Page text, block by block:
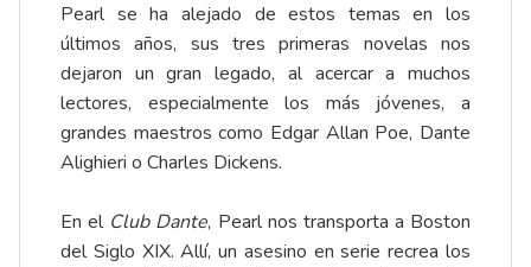
Pearl se ha alejado de estos temas en los
últimos años, sus tres primeras novelas nos
dejaron un gran legado, al acercar a muchos
lectores, especialmente los más jóvenes, a
grandes maestros como Edgar Allan Poe, Dante
Alighieri o Charles Dickens.
En el Club Dante, Pearl nos transporta a Boston
del Siglo XIX. Allí, un asesino en serie recrea los